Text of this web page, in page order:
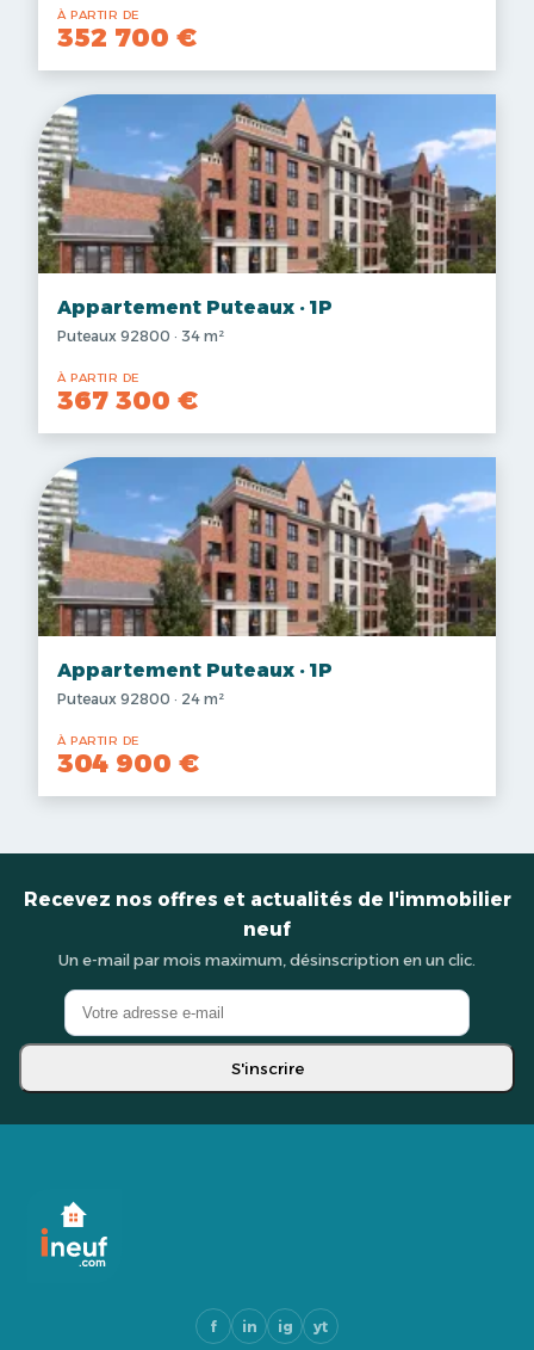
À PARTIR DE
352 700 €
Appartement Puteaux · 1P
Puteaux 92800 · 34 m²
À PARTIR DE
367 300 €
Appartement Puteaux · 1P
Puteaux 92800 · 24 m²
À PARTIR DE
304 900 €
Recevez nos offres et actualités de l'immobilier
neuf
Un e-mail par mois maximum, désinscription en un clic.
S'inscrire
f in ig yt